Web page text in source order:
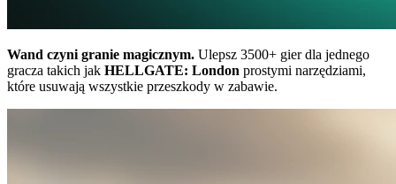
Wand czyni granie magicznym. Ulepsz 3500+ gier dla jednego
gracza takich jak HELLGATE: London prostymi narzędziami,
które usuwają wszystkie przeszkody w zabawie.